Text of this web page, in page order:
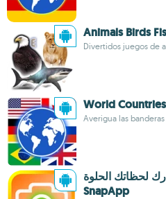
Animals Birds
Divertidos juegos de
World Countries
Averigua las
لحظاتك الحلوة |
SnapApp